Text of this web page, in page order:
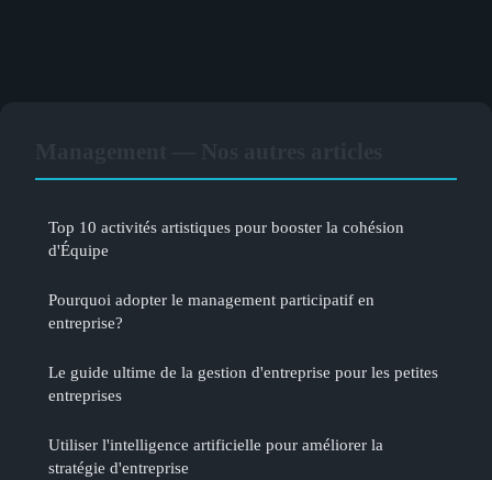
Top 10 activités artistiques pour booster la cohésion
d'Équipe
Pourquoi adopter le management participatif en
entreprise?
Le guide ultime de la gestion d'entreprise pour les petites
entreprises
Utiliser l'intelligence artificielle pour améliorer la
stratégie d'entreprise